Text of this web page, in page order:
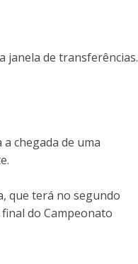
janela de transferências.
chegada de uma
que terá no segundo
do Campeonato